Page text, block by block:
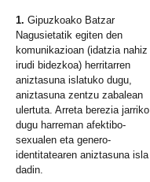
1. Gipuzkoako Batzar
Nagusietatik egiten den
komunikazioan (idatzia nahiz
irudi bidezkoa) herritarren
aniztasuna islatuko dugu,
aniztasuna zentzu zabalean
ulertuta. Arreta berezia jarriko
dugu harreman afektibo-
sexualen eta genero-
identitatearen aniztasuna isla
dadin.